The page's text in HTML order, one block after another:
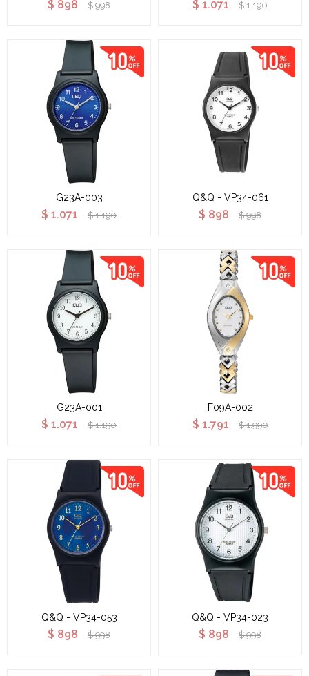
$ 898 $ 998 $ 1.071 $ 1.190
G23A-003
$ 1.071 $ 1.190
Q&Q - VP34-061
$ 898 $ 998
G23A-001
$ 1.071 $ 1.190
F09A-002
$ 1.791 $ 1.990
Q&Q - VP34-053
$ 898 $ 998
Q&Q - VP34-023
$ 898 $ 998